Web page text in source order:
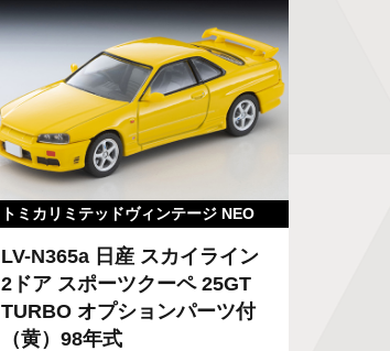
トミカリミテッドヴィンテージ NEO
LV-N365a 日産 スカイライン
2ドア スポーツクーペ 25GT
TURBO オプションパーツ付
（黄）98年式